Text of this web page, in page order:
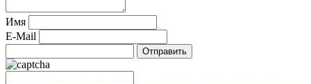
Имя
E-Mail